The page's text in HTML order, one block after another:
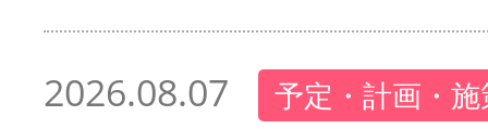
2026.08.07 予定・計画・